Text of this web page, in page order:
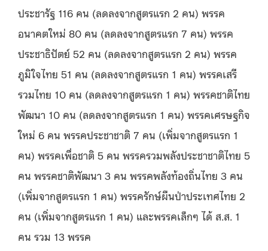
ประชารัฐ 116 คน (ลดลงจากสูตรแรก 2 คน) พรรค
อนาคตใหม่ 80 คน (ลดลงจากสูตรแรก 7 คน) พรรค
ประชาธิปัตย์ 52 คน (ลดลงจากสูตรแรก 2 คน) พรรค
ภูมิใจไทย 51 คน (ลดลงจากสูตรแรก 1 คน) พรรคเสรี
รวมไทย 10 คน (ลดลงจากสูตรแรก 1 คน) พรรคชาติไทย
พัฒนา 10 คน (ลดลงจากสูตรแรก 1 คน) พรรคเศรษฐกิจ
ใหม่ 6 คน พรรคประชาชาติ 7 คน (เพิ่มจากสูตรแรก 1
คน) พรรคเพื่อชาติ 5 คน พรรครวมพลังประชาชาติไทย 5
คน พรรคชาติพัฒนา 3 คน พรรคพลังท้องถิ่นไทย 3 คน
(เพิ่มจากสูตรแรก 1 คน) พรรครักษ์ผืนป่าประเทศไทย 2
คน (เพิ่มจากสูตรแรก 1 คน) และพรรคเล็กๆ ได้ ส.ส. 1
คน รวม 13 พรรค